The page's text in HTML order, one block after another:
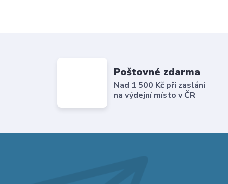
Poštovné zdarma
Nad 1 500 Kč při zaslání
na výdejní místo v ČR